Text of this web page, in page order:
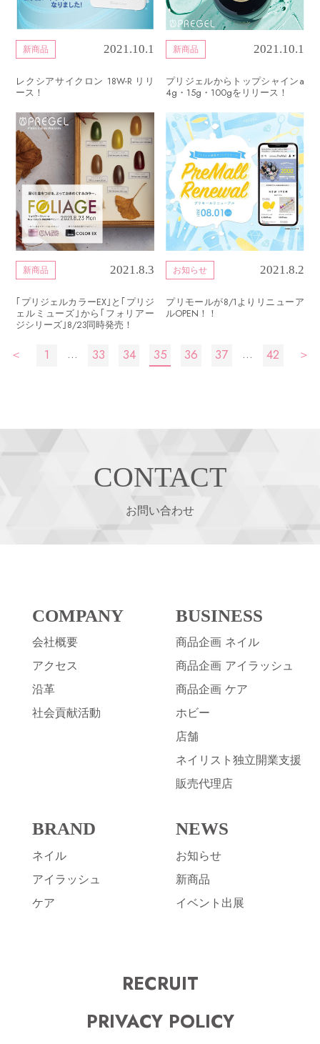
新商品 2021.10.1
レクシアサイクロン 18W-R リリ
ース！
新商品 2021.10.1
プリジェルからトップシャインa
4g・15g・100gをリリース！
新商品 2021.8.3
｢プリジェルカラーEX｣と｢プリジ
ェルミューズ｣から｢フォリアー
ジシリーズ｣8/23同時発売！
お知らせ 2021.8.2
プリモールが8/1よりリニューア
ルOPEN！！
投
ー
＜ 1 … 33 34 35 36 37 … 42 ＞
CONTACT
お問い合わせ
COMPANY
会社概要
アクセス
沿革
社会貢献活動
BUSINESS
商品企画 ネイル
商品企画 アイラッシュ
商品企画 ケア
ホビー
店舗
ネイリスト独立開業支援
販売代理店
BRAND
ネイル
アイラッシュ
ケア
NEWS
お知らせ
新商品
イベント出展
RECRUIT
PRIVACY POLICY